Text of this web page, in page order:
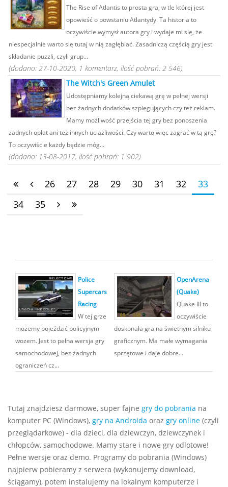
The Rise of Atlantis to prosta gra, w tle której jest
opowieść o powstaniu Atlantydy. Ta historia to
oczywiście wymysł autora gry i wydaje mi się, że
niespecjalnie warto się tutaj w nią zagłębiać. Zasadniczą częścią gry jest
składanie puzzli, czyli grup...
(dodano: 27-10-2020, 1 komentarz, ilość pobrań: 2 546)
The Witch's Green Amulet
Udostępniamy kolejną ciekawą grę w pełnej wersji
bez żadnych dodatków szpiegujących czy też reklam.
Mamy możliwość przejścia tej gry bez ponoszenia
żadnych opłat ani też innych uciążliwości. Czy warto więc zagrać w tą grę?
To oczywiście każdy będzie móg...
(dodano: 13-08-2017, ilość pobrań: 1 902)
26 27 28 29 30 31 32
33
34
35
Police
Supercars
Racing
W tej grze
możemy pojeździć policyjnym
wozem. Jest to pełna wersja gry
samochodowej, bez żadnych
ograniczeń cz...
OpenArena
(Quake)
Quake III to
oczywiście
doskonała gra na świetnym silniku
graficznym. Ma małe wymagania
sprzętowe i daje dobre...
Tutaj znajdziesz darmowe, super fajne gry do pobrania na
komputer PC (Windows), gry na Androida oraz gry online (czyli
przeglądarkowe) - dla dzieci, dla dziewczyn, dziewczynek i
chłopców, samochodowe. Mamy stare i nowe gry odlotowe!
Pełne wersje oraz demo. Programy do pobrania (Windows)
najpierw pobieramy z serwera (wykonujemy download,
ściągamy), potem instalujemy na lokalnym komputerze i